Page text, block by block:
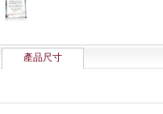
產品尺寸